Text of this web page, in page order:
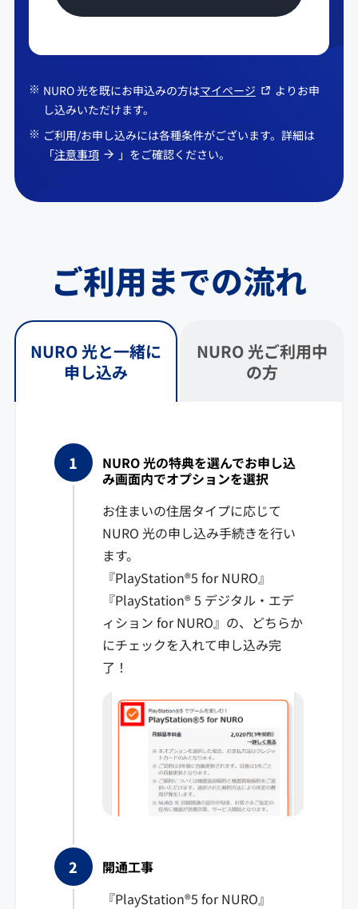
NURO 光を既にお申込みの方はマイページ
よりお申
し込みいただけます。
ご利用/お申し込みには各種条件がございます。詳細は
「注意事項 」をご確認ください。
ご利用までの流れ
NURO 光と一緒に
申し込み
NURO 光ご利用中
の方
NURO 光の特典を選んでお申し込
み画面内でオプションを選択
お住まいの住居タイプに応じて
NURO 光の申し込み手続きを行い
ます。
『PlayStation®5 for NURO』
『PlayStation® 5 デジタル・エデ
ィション for NURO』の、どちらか
にチェックを入れて申し込み完
了！
開通工事
『PlayStation®5 for NURO』